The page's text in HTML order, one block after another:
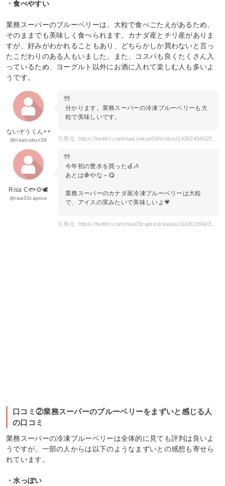
・食べやすい
業務スーパーのブルーベリーは、大粒で食べごたえがあるため、
そのままでも美味しく食べられます。カナダ産とチリ産がありま
すが、好みがわかれることもあり、どちらかしか買わないと言っ
たこだわりのある人もいました。また、コスパも良くたくさん入
っているため、ヨーグルト以外にお酒に入れて楽しむ人も多いよ
うです。
ないぞうくん++
@naizoukun39
分かります。業務スーパーの冷凍ブルーベリーも大
粒で美味しいです。
Risa C🐟🌻🕊
@risa03caprice
今年初の豊水を買った🍏🎶
あとは🍇やな～😋
業務スーパーのカナダ産冷凍ブルーベリーは大粒
で、アイスの実みたいで美味しいよ💗
引用元: https://twitter.com/risa03caprice/status/1168138403314978816
口コミ②業務スーパーのブルーベリーをまずいと感じる人
の口コミ
業務スーパーの冷凍ブルーベリーは全体的に見ても評判は良いよ
うですが、一部の人からは以下のようなまずいとの感想も寄せら
れています。
・水っぽい